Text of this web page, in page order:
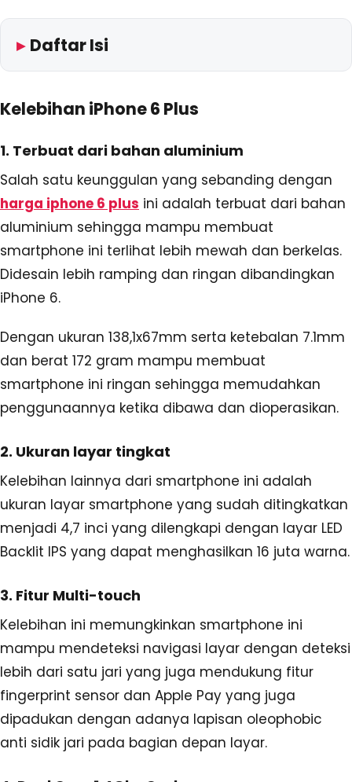
Daftar Isi
Kelebihan iPhone 6 Plus
1. Terbuat dari bahan aluminium
Salah satu keunggulan yang sebanding dengan
harga iphone 6 plus ini adalah terbuat dari bahan
aluminium sehingga mampu membuat
smartphone ini terlihat lebih mewah dan berkelas.
Didesain lebih ramping dan ringan dibandingkan
iPhone 6.
Dengan ukuran 138,1x67mm serta ketebalan 7.1mm
dan berat 172 gram mampu membuat
smartphone ini ringan sehingga memudahkan
penggunaannya ketika dibawa dan dioperasikan.
2. Ukuran layar tingkat
Kelebihan lainnya dari smartphone ini adalah
ukuran layar smartphone yang sudah ditingkatkan
menjadi 4,7 inci yang dilengkapi dengan layar LED
Backlit IPS yang dapat menghasilkan 16 juta warna.
3. Fitur Multi-touch
Kelebihan ini memungkinkan smartphone ini
mampu mendeteksi navigasi layar dengan deteksi
lebih dari satu jari yang juga mendukung fitur
fingerprint sensor dan Apple Pay yang juga
dipadukan dengan adanya lapisan oleophobic
anti sidik jari pada bagian depan layar.